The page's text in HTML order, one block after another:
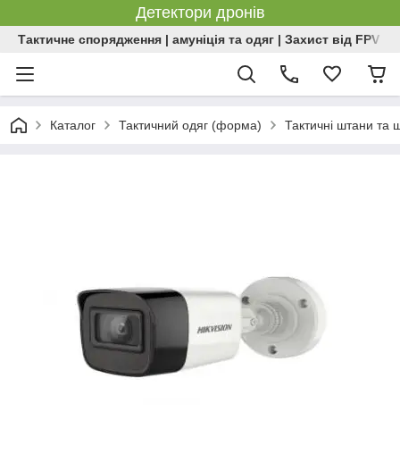
Детектори дронів
Тактичне спорядження | амуніція та одяг | Захист від FPV |
Каталог Тактичний одяг (форма) Тактичні штани та